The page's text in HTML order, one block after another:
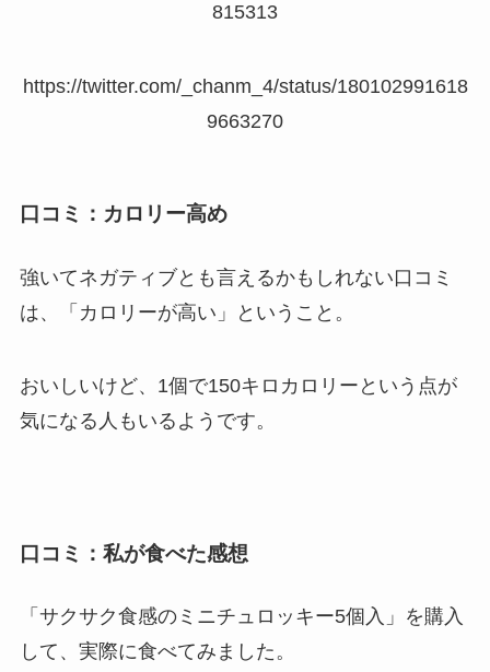
815313
https://twitter.com/_chanm_4/status/180102991618
9663270
口コミ：カロリー高め
強いてネガティブとも言えるかもしれない口コミ
は、「カロリーが高い」ということ。
おいしいけど、1個で150キロカロリーという点が
気になる人もいるようです。
口コミ：私が食べた感想
「サクサク食感のミニチュロッキー5個入」を購入
して、実際に食べてみました。